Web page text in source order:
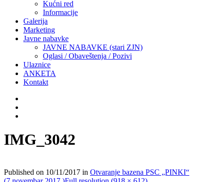
Kućni red
Informacije
Galerija
Marketing
Javne nabavke
JAVNE NABAVKE (stari ZJN)
Oglasi / Obaveštenja / Pozivi
Ulaznice
ANKETA
Kontakt
IMG_3042
Published on 10/11/2017 in Otvaranje bazena PSC „PINKI“